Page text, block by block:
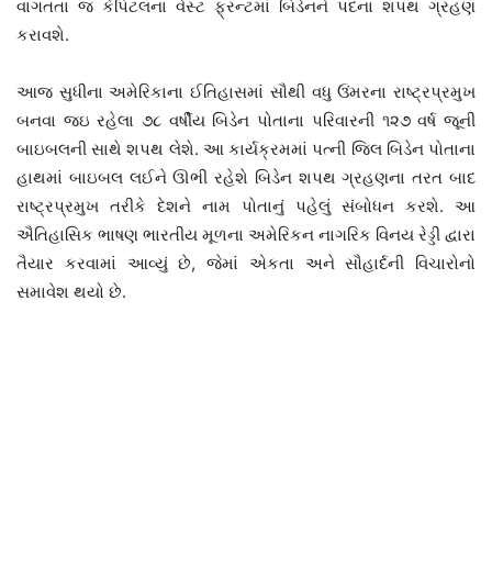
વાગતતા જ કેપિટલના વેસ્ટ ફ્રન્ટમાં બિડેનને પદના શપથ ગ્રહણ
કરાવશે.
આજ સુધીના અમેરિકાના ઈતિહાસમાં સૌથી વધુ ઉંમરના રાષ્ટ્રપ્રમુખ
બનવા જઇ રહેલા ૭૮ વર્ષીય બિડેન પોતાના પરિવારની ૧૨૭ વર્ષ જૂની
બાઇબલની સાથે શપથ લેશે. આ કાર્યક્રમમાં પત્ની જિલ બિડેન પોતાના
હાથમાં બાઇબલ લઈને ઊભી રહેશે બિડેન શપથ ગ્રહણના તરત બાદ
રાષ્ટ્રપ્રમુખ તરીકે દેશને નામ પોતાનું પહેલું સંબોધન કરશે. આ
ઐતિહાસિક ભાષણ ભારતીય મૂળના અમેરિકન નાગરિક વિનય રેડ્ડી દ્વારા
તૈયાર કરવામાં આવ્યું છે, જેમાં એકતા અને સૌહાર્દની વિચારોનો
સમાવેશ થયો છે.